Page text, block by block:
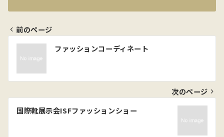
投
ナ
ビ
ゲ
前のページ
ファッションコーディネート
次のページ
国際靴展示会ISFファッションショー